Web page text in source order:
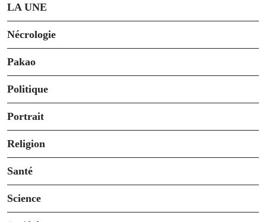
LA UNE
Nécrologie
Pakao
Politique
Portrait
Religion
Santé
Science